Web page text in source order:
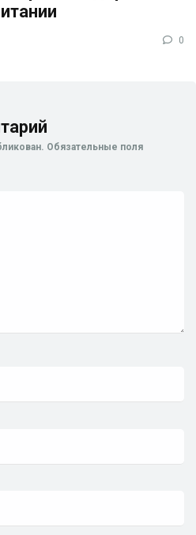
0
Обязательные поля